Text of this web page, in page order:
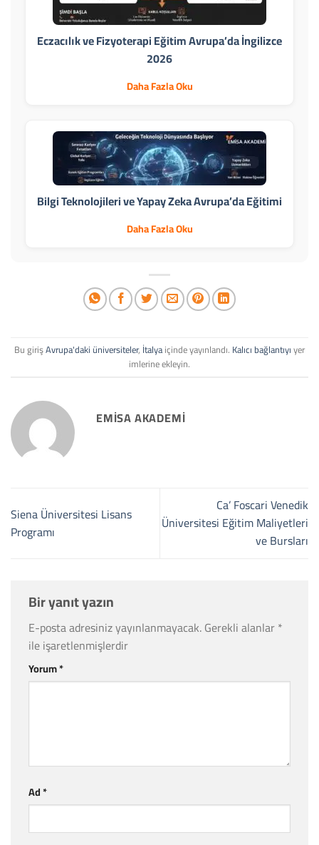
Eczacılık ve Fizyoterapi Eğitim Avrupa’da İngilizce
2026
Daha Fazla Oku
Bilgi Teknolojileri ve Yapay Zeka Avrupa’da Eğitimi
Daha Fazla Oku
Bu girişAvrupa'daki üniversiteler, İtalyaiçinde yayınlandı. Kalıcı bağlantıyıyer
imlerine ekleyin.
EMISA AKADEMI
Siena Üniversitesi Lisans
Programı
Ca’ Foscari Venedik
Üniversitesi Eğitim Maliyetleri
ve Bursları
Bir yanıt yazın
E-posta adresiniz yayınlanmayacak.Gerekli alanlar*
ile işaretlenmişlerdir
Yorum*
Ad*